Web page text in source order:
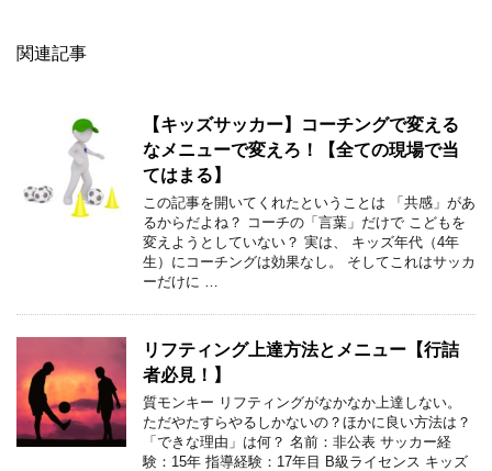
関連記事
【キッズサッカー】コーチングで変える
なメニューで変えろ！【全ての現場で当
てはまる】
この記事を開いてくれたということは 「共感」があ
るからだよね？ コーチの「言葉」だけで こどもを
変えようとしていない？ 実は、 キッズ年代（4年
生）にコーチングは効果なし。 そしてこれはサッカ
ーだけに …
リフティング上達方法とメニュー【行詰
者必見！】
質モンキー リフティングがなかなか上達しない。
ただやたすらやるしかないの？ほかに良い方法は？
「できな理由」は何？ 名前：非公表 サッカー経
験：15年 指導経験：17年目 B級ライセンス キッズ